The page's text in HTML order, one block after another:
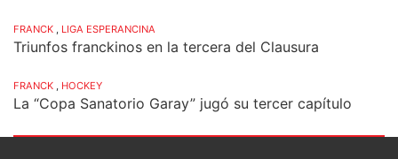
FRANCK LIGA ESPERANCINA
Triunfos franckinos en la tercera del Clausura
FRANCK HOCKEY
La “Copa Sanatorio Garay” jugó su tercer capítulo